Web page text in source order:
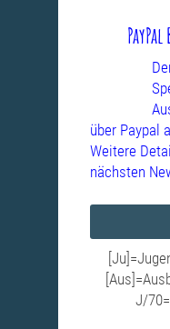
über Paypal
Weitere
nächsten
J/